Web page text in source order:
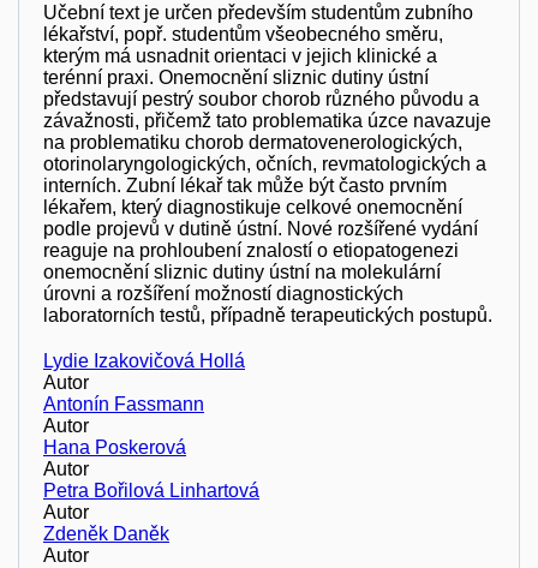
Učební text je určen především studentům zubního
lékařství, popř. studentům všeobecného směru,
kterým má usnadnit orientaci v jejich klinické a
terénní praxi. Onemocnění sliznic dutiny ústní
představují pestrý soubor chorob různého původu a
závažnosti, přičemž tato problematika úzce navazuje
na problematiku chorob dermatovenerologických,
otorinolaryngologických, očních, revmatologických a
interních. Zubní lékař tak může být často prvním
lékařem, který diagnostikuje celkové onemocnění
podle projevů v dutině ústní. Nové rozšířené vydání
reaguje na prohloubení znalostí o etiopatogenezi
onemocnění sliznic dutiny ústní na molekulární
úrovni a rozšíření možností diagnostických
laboratorních testů, případně terapeutických postupů.
Lydie Izakovičová Hollá
Autor
Antonín Fassmann
Autor
Hana Poskerová
Autor
Petra Bořilová Linhartová
Autor
Zdeněk Daněk
Autor